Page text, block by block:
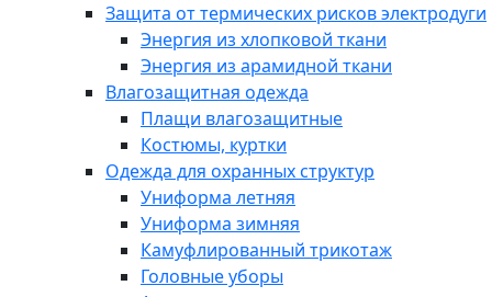
Защита от термических рисков электродуги
Энергия из хлопковой ткани
Энергия из арамидной ткани
Влагозащитная одежда
Плащи влагозащитные
Костюмы, куртки
Одежда для охранных структур
Униформа летняя
Униформа зимняя
Камуфлированный трикотаж
Головные уборы